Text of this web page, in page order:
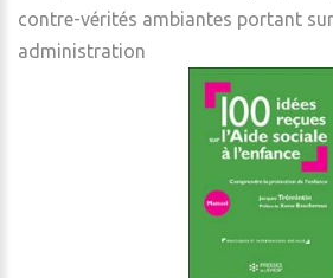
contre-vérités ambiantes portant
administration